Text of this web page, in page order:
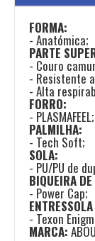
FORMA:
- Anatómica;
PARTE
- Couro
- Resistente
- Alta
FORRO:
- PLASMAFEEL;
PALMILHA:
- Tech Soft;
SOLA:
- PU/PU de
BIQUEIRA
- Power Cap;
- Texon
MARCA: